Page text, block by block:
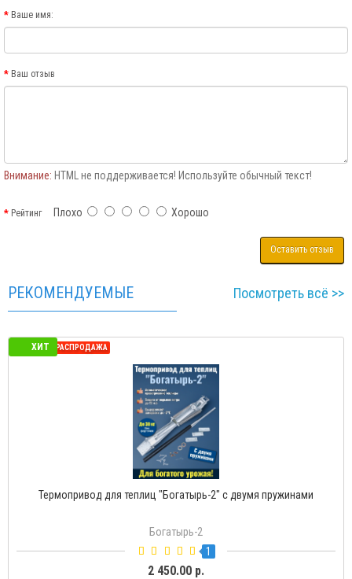
Ваше имя:
Ваш отзыв
Внимание: HTML не поддерживается! Используйте обычный текст!
РейтингПлохо Хорошо
Оставить отзыв
РЕКОМЕНДУЕМЫЕ Посмотреть всё >>
ХИТ
СЕЗОННАЯ РАСПРОДАЖА
Термопривод для теплиц "Богатырь-2" с двумя пружинами
Богатырь-2
1
2 450.00 р.